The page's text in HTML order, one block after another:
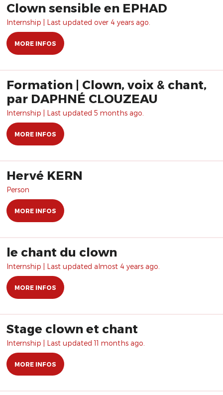
Clown sensible en EPHAD
Internship | Last updated over 4 years ago.
MORE INFOS
Formation | Clown, voix & chant,
par DAPHNÉ CLOUZEAU
Internship | Last updated 5 months ago.
MORE INFOS
Hervé KERN
Person
MORE INFOS
le chant du clown
Internship | Last updated almost 4 years ago.
MORE INFOS
Stage clown et chant
Internship | Last updated 11 months ago.
MORE INFOS